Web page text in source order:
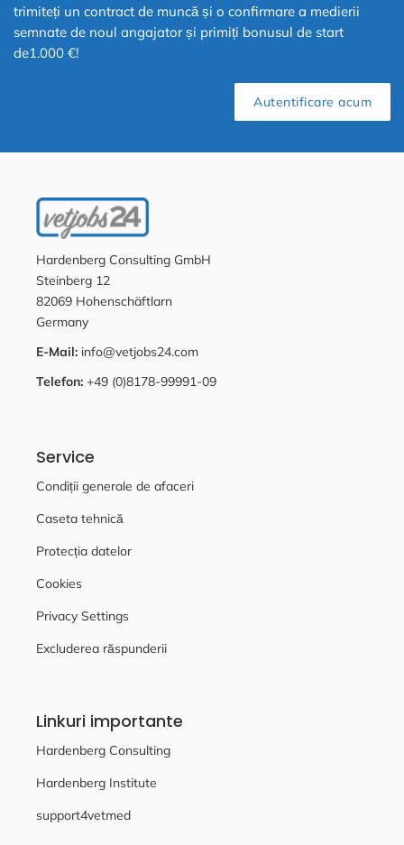
trimiteți un contract de muncă și o confirmare a medierii
semnate de noul angajator și primiți bonusul de start
de1.000 €!
Autentificare acum
Hardenberg Consulting GmbH
Steinberg 12
82069 Hohenschäftlarn
Germany
E-Mail: info@vetjobs24.com
Telefon: +49 (0)8178-99991-09
Service
Condiții generale de afaceri
Caseta tehnică
Protecția datelor
Cookies
Privacy Settings
Excluderea răspunderii
Linkuri importante
Hardenberg Consulting
Hardenberg Institute
support4vetmed